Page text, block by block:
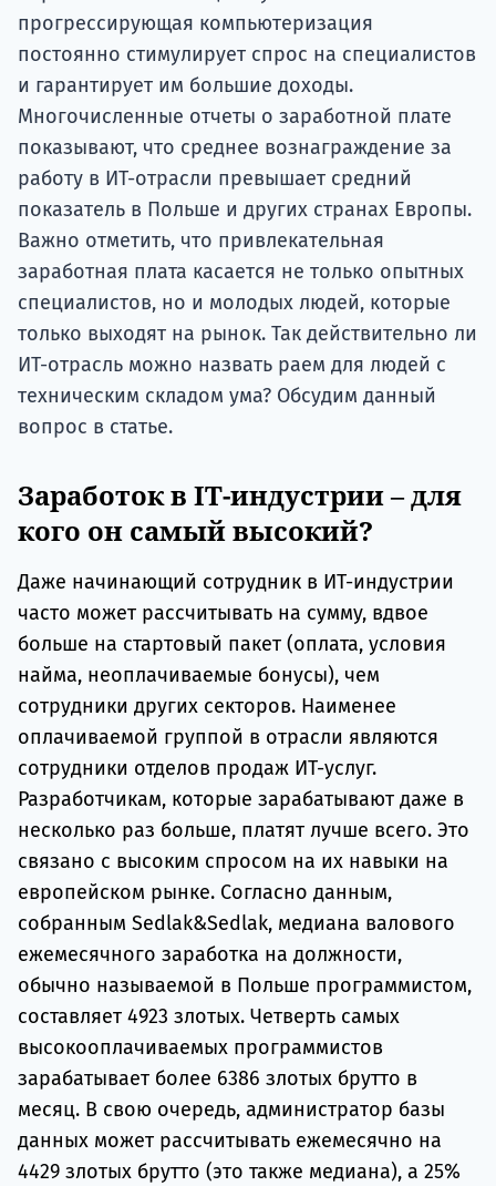
прогрессирующая компьютеризация
постоянно стимулирует спрос на специалистов
и гарантирует им большие доходы.
Многочисленные отчеты о заработной плате
показывают, что среднее вознаграждение за
работу в ИТ-отрасли превышает средний
показатель в Польше и других странах Европы.
Важно отметить, что привлекательная
заработная плата касается не только опытных
специалистов, но и молодых людей, которые
только выходят на рынок. Так действительно ли
ИТ-отрасль можно назвать раем для людей с
техническим складом ума? Обсудим данный
вопрос в статье.
Заработок в IT-индустрии – для
кого он самый высокий?
Даже начинающий сотрудник в ИТ-индустрии
часто может рассчитывать на сумму, вдвое
больше на стартовый пакет (оплата, условия
найма, неоплачиваемые бонусы), чем
сотрудники других секторов. Наименее
оплачиваемой группой в отрасли являются
сотрудники отделов продаж ИТ-услуг.
Разработчикам, которые зарабатывают даже в
несколько раз больше, платят лучше всего. Это
связано с высоким спросом на их навыки на
европейском рынке. Согласно данным,
собранным Sedlak&Sedlak, медиана валового
ежемесячного заработка на должности,
обычно называемой в Польше программистом,
составляет 4923 злотых. Четверть самых
высокооплачиваемых программистов
зарабатывает более 6386 злотых брутто в
месяц. В свою очередь, администратор базы
данных может рассчитывать ежемесячно на
4429 злотых брутто (это также медиана), а 25%